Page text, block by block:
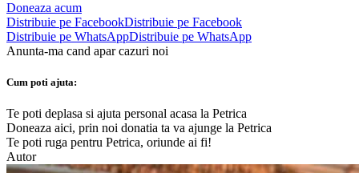
Doneaza acum
Distribuie pe FacebookDistribuie pe Facebook
Distribuie pe WhatsAppDistribuie pe WhatsApp
Anunta-ma cand apar cazuri noi
Cum poti ajuta:
Te poti deplasa si ajuta personal acasa la Petrica
Doneaza aici, prin noi donatia ta va ajunge la Petrica
Te poti ruga pentru Petrica, oriunde ai fi!
Autor